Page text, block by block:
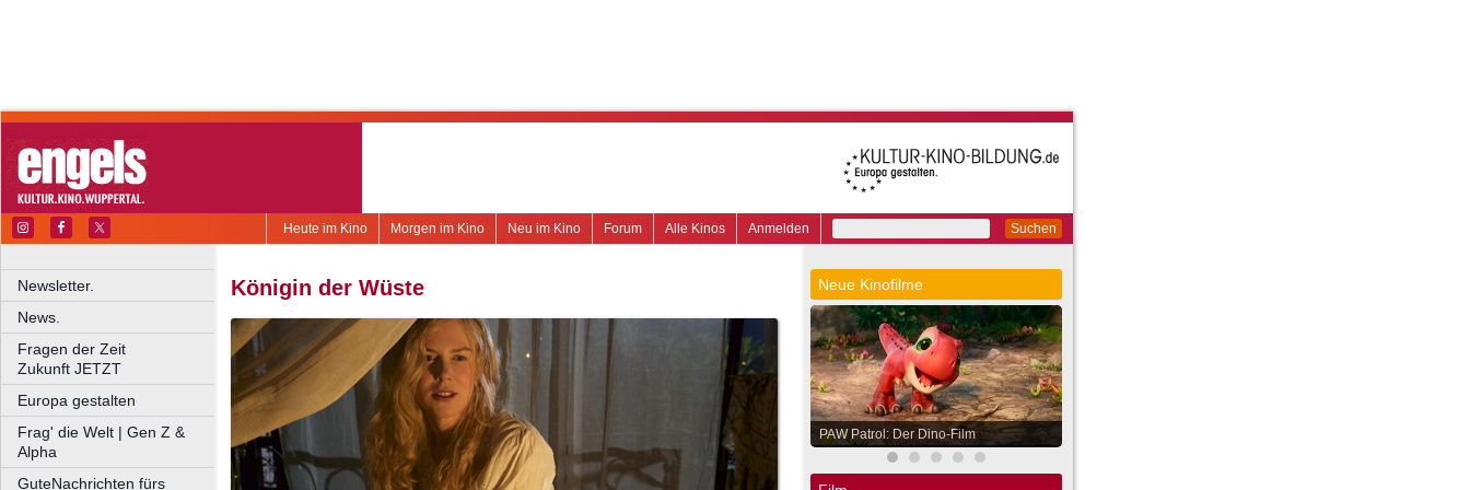
Suchen
Anmelden
Alle Kinos
Forum
Neu im Kino
Morgen im Kino
Heute im Kino
Newsletter.
News.
Fragen der Zeit
Zukunft JETZT
Europa gestalten
Frag' die Welt | Gen Z &
Alpha
GuteNachrichten fürs
Königin der Wüste Neue Kinofilme
PAW Patrol: Der Dino-Film